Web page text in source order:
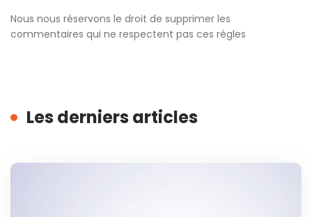
Nous nous réservons le droit de supprimer les
commentaires qui ne respectent pas ces règles
Les derniers articles